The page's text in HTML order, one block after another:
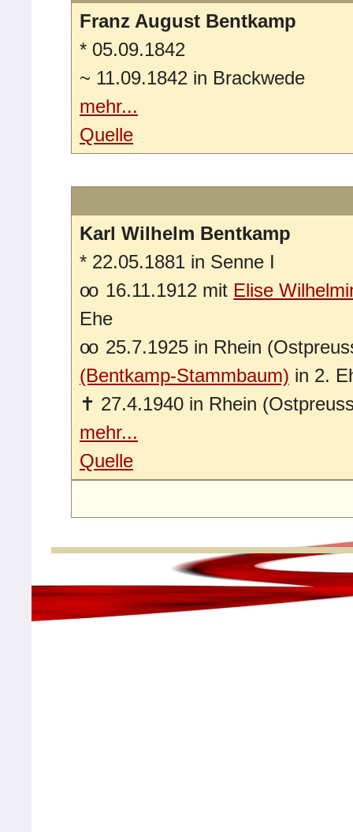
Franz August Bentkamp
* 05.09.1842
~ 11.09.1842 in Brackwede
mehr...
Quelle
Karl Wilhelm Bentkamp
* 22.05.1881 in Senne I
oo 16.11.1912 mit Elise
Ehe
oo 25.7.1925 in Rhein
(Bentkamp-Stammbaum) in 2.
✝ 27.4.1940 in Rhein
mehr...
Quelle